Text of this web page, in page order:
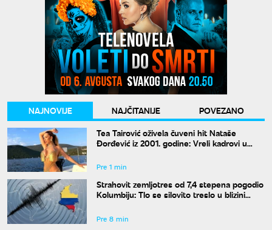
NAJNOVIJE NAJČITANIJE
POVEZANO
Tea Tairović oživela čuveni hit Nataše
Đorđević iz 2001. godine: Vreli kadrovi u
Pre 1 min
Strahovit zemljotres od 7,4 stepena pogodio
Kolumbiju: Tlo se silovito treslo u blizini
Pre 8 min